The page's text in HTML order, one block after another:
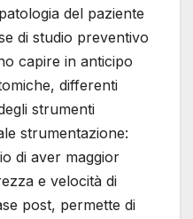
del paziente
di studio preventivo
capire in anticipo
differenti
strumenti
strumentazione:
di aver maggior
e velocità di
post, permette di